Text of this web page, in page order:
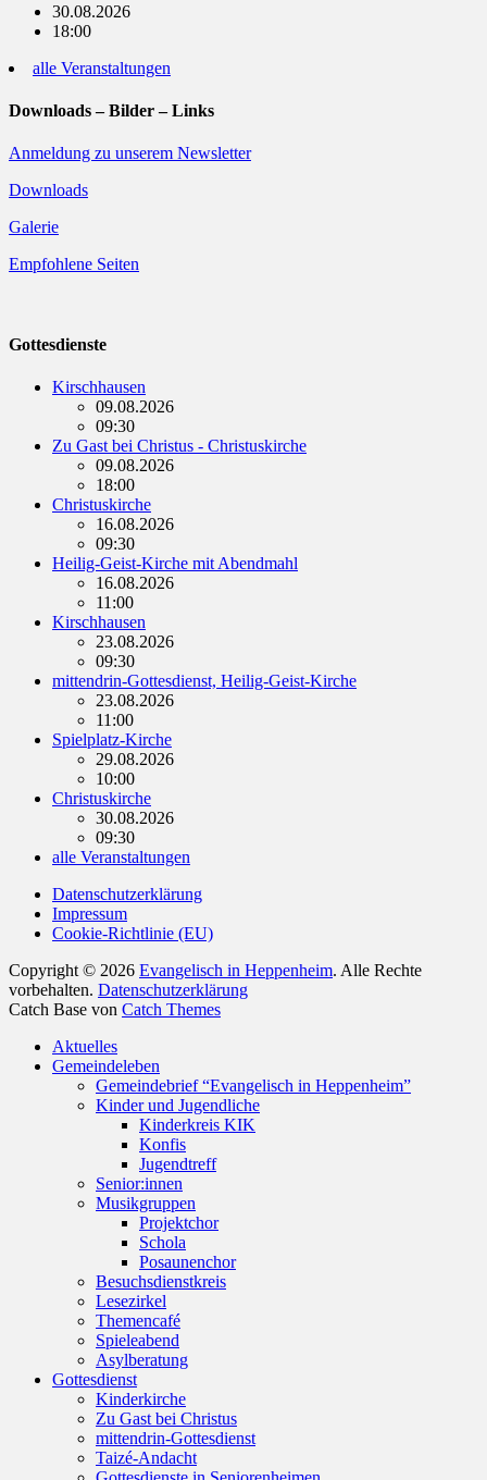
30.08.2026
18:00
alle Veranstaltungen
Downloads – Bilder – Links
Anmeldung zu unserem Newsletter
Downloads
Galerie
Empfohlene Seiten
Gottesdienste
Kirschhausen
09.08.2026
09:30
Zu Gast bei Christus - Christuskirche
09.08.2026
18:00
Christuskirche
16.08.2026
09:30
Heilig-Geist-Kirche mit Abendmahl
16.08.2026
11:00
Kirschhausen
23.08.2026
09:30
mittendrin-Gottesdienst, Heilig-Geist-Kirche
23.08.2026
11:00
Spielplatz-Kirche
29.08.2026
10:00
Christuskirche
30.08.2026
09:30
alle Veranstaltungen
Datenschutzerklärung
Impressum
Cookie-Richtlinie (EU)
Copyright © 2026 Evangelisch in Heppenheim. Alle Rechte
vorbehalten. Datenschutzerklärung
Catch Base von Catch Themes
oben
scrollen
Aktuelles
Gemeindeleben
Gemeindebrief “Evangelisch in Heppenheim”
Kinder und Jugendliche
Kinderkreis KIK
Konfis
Jugendtreff
Senior:innen
Musikgruppen
Projektchor
Schola
Posaunenchor
Besuchsdienstkreis
Lesezirkel
Themencafé
Spieleabend
Asylberatung
Gottesdienst
Kinderkirche
Zu Gast bei Christus
mittendrin-Gottesdienst
Taizé-Andacht